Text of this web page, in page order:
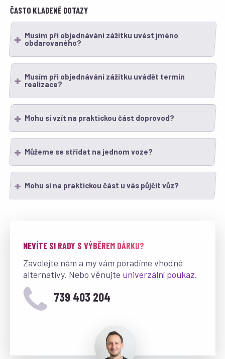
ČASTO KLADENÉ DOTAZY
Musím při objednávání zážitku uvést jméno
obdarovaného?
Musím při objednávání zážitku uvádět termín
realizace?
Mohu si vzít na praktickou část doprovod?
Můžeme se střídat na jednom voze?
Mohu si na praktickou část u vás půjčit vůz?
NEVÍTE SI RADY S VÝBĚREM DÁRKU?
Zavolejte nám a my vám poradíme vhodné
alternativy. Nebo věnujte univerzální poukaz.
739 403 204